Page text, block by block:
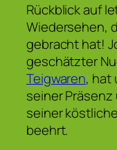
Rückblick auf
Wiedersehen,
gebracht hat!
geschätzter
Teigwaren, hat
seiner
seiner
beehrt.